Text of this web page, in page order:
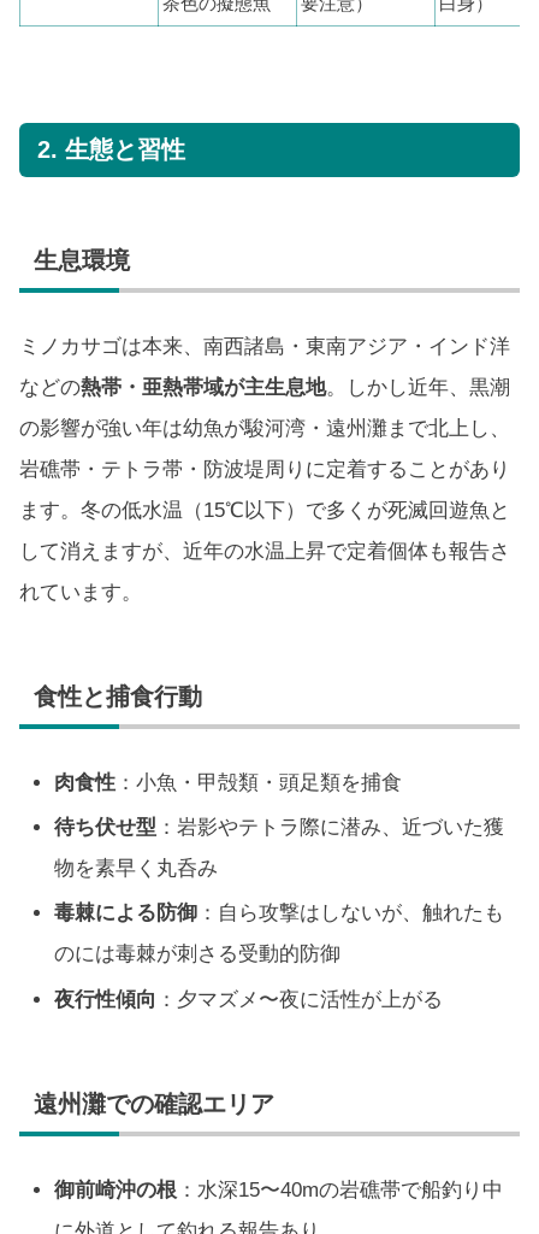
2. 生態と習性
生息環境
ミノカサゴは本来、南西諸島・東南アジア・インド洋
などの熱帯・亜熱帯域が主生息地。しかし近年、黒潮
の影響が強い年は幼魚が駿河湾・遠州灘まで北上し、
岩礁帯・テトラ帯・防波堤周りに定着することがあり
ます。冬の低水温（15℃以下）で多くが死滅回遊魚と
して消えますが、近年の水温上昇で定着個体も報告さ
れています。
食性と捕食行動
肉食性 ：小魚・甲殻類・頭足類を捕食
待ち伏せ型 ：岩影やテトラ際に潜み、近づいた獲
物を素早く丸呑み
毒棘による防御 ：自ら攻撃はしないが、触れたも
のには毒棘が刺さる受動的防御
夜行性傾向 ：夕マズメ〜夜に活性が上がる
遠州灘での確認エリア
御前崎沖の根 ：水深15〜40mの岩礁帯で船釣り中